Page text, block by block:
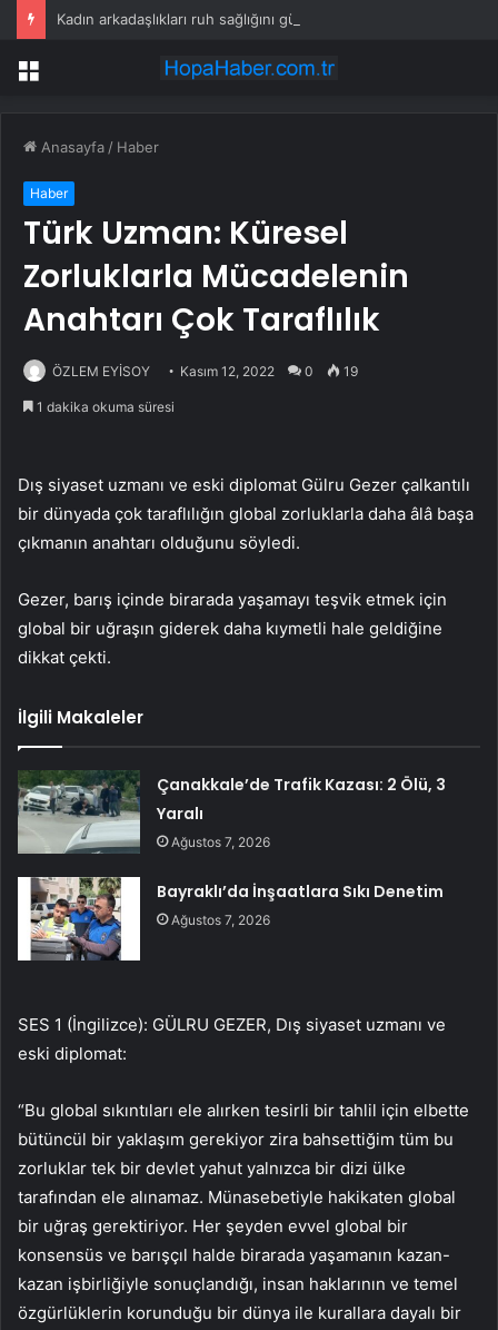
Kadın arkadaşlıkları ruh sağlığını güçlendiriyor
Menü
Anasayfa / Haber
Haber
Türk Uzman: Küresel
Zorluklarla Mücadelenin
Anahtarı Çok Taraflılık
ÖZLEM EYİSOY Kasım 12, 2022 0 19
1 dakika okuma süresi
Dış siyaset uzmanı ve eski diplomat Gülru Gezer çalkantılı
bir dünyada çok taraflılığın global zorluklarla daha âlâ başa
çıkmanın anahtarı olduğunu söyledi.
Gezer, barış içinde birarada yaşamayı teşvik etmek için
global bir uğraşın giderek daha kıymetli hale geldiğine
dikkat çekti.
İlgili Makaleler
Çanakkale’de Trafik Kazası: 2 Ölü, 3
Yaralı
Ağustos 7, 2026
Bayraklı’da İnşaatlara Sıkı Denetim
Ağustos 7, 2026
SES 1 (İngilizce): GÜLRU GEZER, Dış siyaset uzmanı ve
eski diplomat:
“Bu global sıkıntıları ele alırken tesirli bir tahlil için elbette
bütüncül bir yaklaşım gerekiyor zira bahsettiğim tüm bu
zorluklar tek bir devlet yahut yalnızca bir dizi ülke
tarafından ele alınamaz. Münasebetiyle hakikaten global
bir uğraş gerektiriyor. Her şeyden evvel global bir
konsensüs ve barışçıl halde birarada yaşamanın kazan-
kazan işbirliğiyle sonuçlandığı, insan haklarının ve temel
özgürlüklerin korunduğu bir dünya ile kurallara dayalı bir